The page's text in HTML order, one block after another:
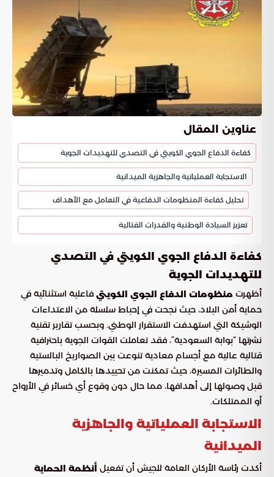
عناوين المقال
كفاءة الدفاع الجوي الكويتي في التصدي للتهديدات الجوية
الاستجابة العملياتية والجاهزية الميدانية
تحليل كفاءة المنظومات الدفاعية في التعامل مع الأهداف
تعزيز السيادة الوطنية والقدرات القتالية
كفاءة الدفاع الجوي الكويتي في التصدي
للتهديدات الجوية
أظهرت منظومات الدفاع الجوي الكويتي فاعلية استثنائية في
حماية أمن البلاد، حيث نجحت في إحباط سلسلة من الاعتداءات
الوشيكة التي استهدفت الاستقرار الوطني. وبحسب تقارير تقنية
نشرتها “بوابة السعودية”، فقد تعاملت القوات الجوية باحترافية
قتالية عالية مع أجسام معادية تنوعت بين الصواريخ البالستية
والطائرات المسيرة، حيث تمكنت من تحييدها بالكامل وتدميرها
قبل وصولها إلى أهدافها، مما حال دون وقوع أي خسائر في الأرواح
أو الممتلكات.
الاستجابة العملياتية والجاهزية
الميدانية
أكدت رئاسة الأركان العامة للجيش أن تفعيل أنظمة الحماية